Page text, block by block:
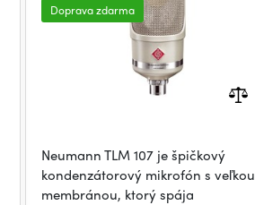
Doprava zdarma
Neumann TLM 107 je špičkový
kondenzátorový mikrofón s veľkou
membránou, ktorý spája